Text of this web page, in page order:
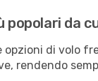
popolari da
opzioni di volo
rendendo